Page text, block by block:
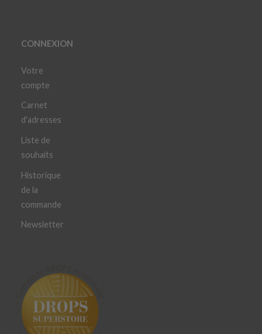
CONNEXION
Votre
compte
Carnet
d'adresses
Liste de
souhaits
Historique
de la
commande
Newsletter